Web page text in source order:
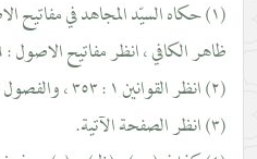
(١) حكاه السيّد المجاهد في مفاتيح
ظاهر الكافي ، انظر مفاتيح الاصول : ٤٩٦ ، والكافي : ٥٠٧ ـ ٥١٠.
(٢) انظر القوانين ١ : ٣٥٣ ، والفصول : ٢٤٥ ـ ٢٤٦.
(٣) انظر الصفحة الآتية.